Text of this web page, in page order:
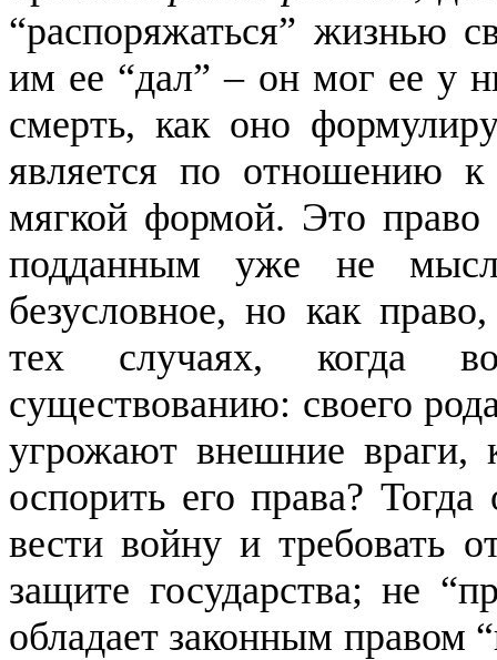
“распоряжаться” жизнью
им ее “дал” – он мог ее у
смерть, как оно
является по отношению
мягкой формой. Это
подданным уже не
безусловное, но как
тех случаях, когда
существованию: своего
угрожают внешние враги,
оспорить его права? Тогда
вести войну и требовать
защите государства; не
обладает законным правом